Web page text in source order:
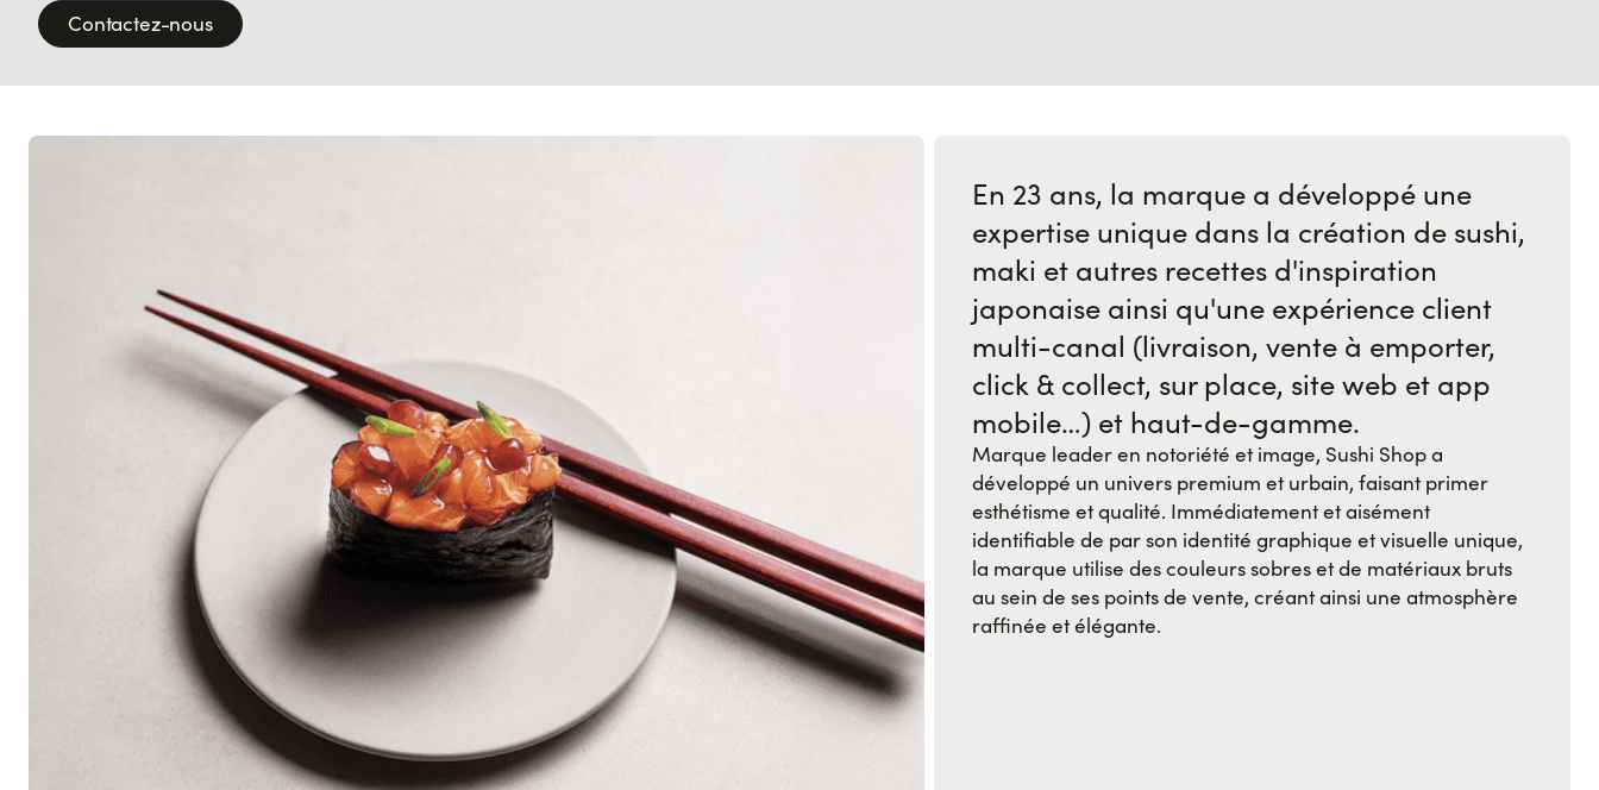
Contactez-nous
En 23 ans, la marque a développé une
expertise unique dans la création de sushi,
maki et autres recettes d'inspiration
japonaise ainsi qu'une expérience client
multi-canal (livraison, vente à emporter,
click & collect, sur place, site web et app
mobile…) et haut-de-gamme.
Marque leader en notoriété et image, Sushi Shop a
développé un univers premium et urbain, faisant primer
esthétisme et qualité. Immédiatement et aisément
identifiable de par son identité graphique et visuelle unique,
la marque utilise des couleurs sobres et de matériaux bruts
au sein de ses points de vente, créant ainsi une atmosphère
raffinée et élégante.